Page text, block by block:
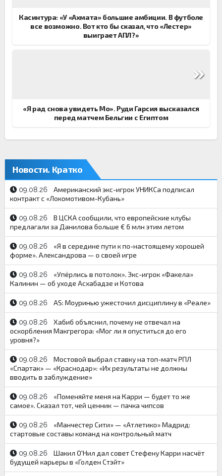
Касинтура: «У «Ахмата» большие амбиции. В футболе
все возможно. Вот кто бы сказал, что «Лестер»
выиграет АПЛ?»
«Я рад снова увидеть Мо». Руди Гарсия высказался
перед матчем Бельгии с Египтом
Новости. Кратко
09.08.26
Американский экс-игрок УНИКСа подписал
контракт с «Локомотивом-Кубань»
09.08.26
В ЦСКА сообщили, что европейские клубы
предлагали за Данилова больше € 6 млн этим летом
09.08.26
«Я в середине пути к по-настоящему хорошей
форме». Александрова — о своей игре
09.08.26
«Упёрлись в потолок». Экс-игрок «Факела»
Калинин — об уходе Асхабадзе и Котова
09.08.26 AS: Моуринью ужесточил дисциплину в «Реале»
09.08.26
Хабиб объяснил, почему не отвечал на
оскорбления Макгрегора: «Мог ли я опуститься до его
уровня?»
09.08.26
Мостовой выбрал ставку на топ-матч РПЛ
«Спартак» — «Краснодар»: «Их результаты не должны
вводить в заблуждение»
09.08.26
«Поменяйте меня на Карри — будет то же
самое». Сказал тот, чей ценник — пачка чипсов
09.08.26
«Манчестер Сити» — «Атлетико» Мадрид:
стартовые составы команд на контрольный матч
09.08.26
Шакил О'Нил дал совет Стефену Карри насчёт
будущей карьеры в «Голден Стэйт»